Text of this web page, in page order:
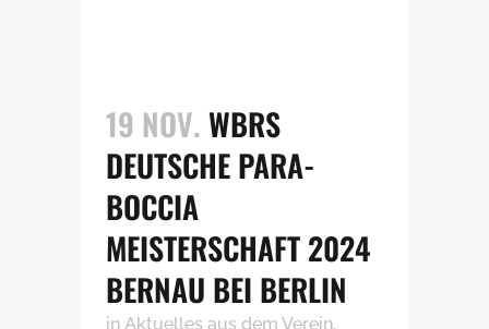
19 NOV. WBRS
DEUTSCHE PARA-
BOCCIA
MEISTERSCHAFT 2024
BERNAU BEI BERLIN
in Aktuelles aus dem Verein,